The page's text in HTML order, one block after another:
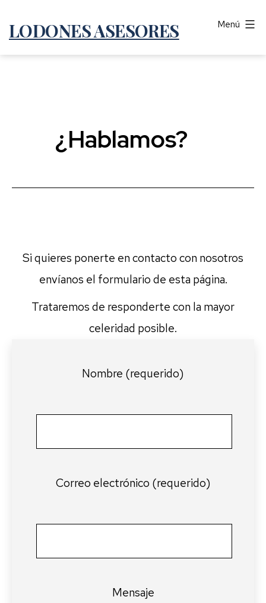
contenido
LODONES ASESORES Menú
¿Hablamos?
Si quieres ponerte en contacto con nosotros
envíanos el formulario de esta página.
Trataremos de responderte con la mayor
celeridad posible.
Nombre (requerido)
Correo electrónico (requerido)
Mensaje